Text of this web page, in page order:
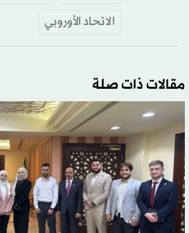
الاتحاد الأوروبي
مقالات ذات صلة